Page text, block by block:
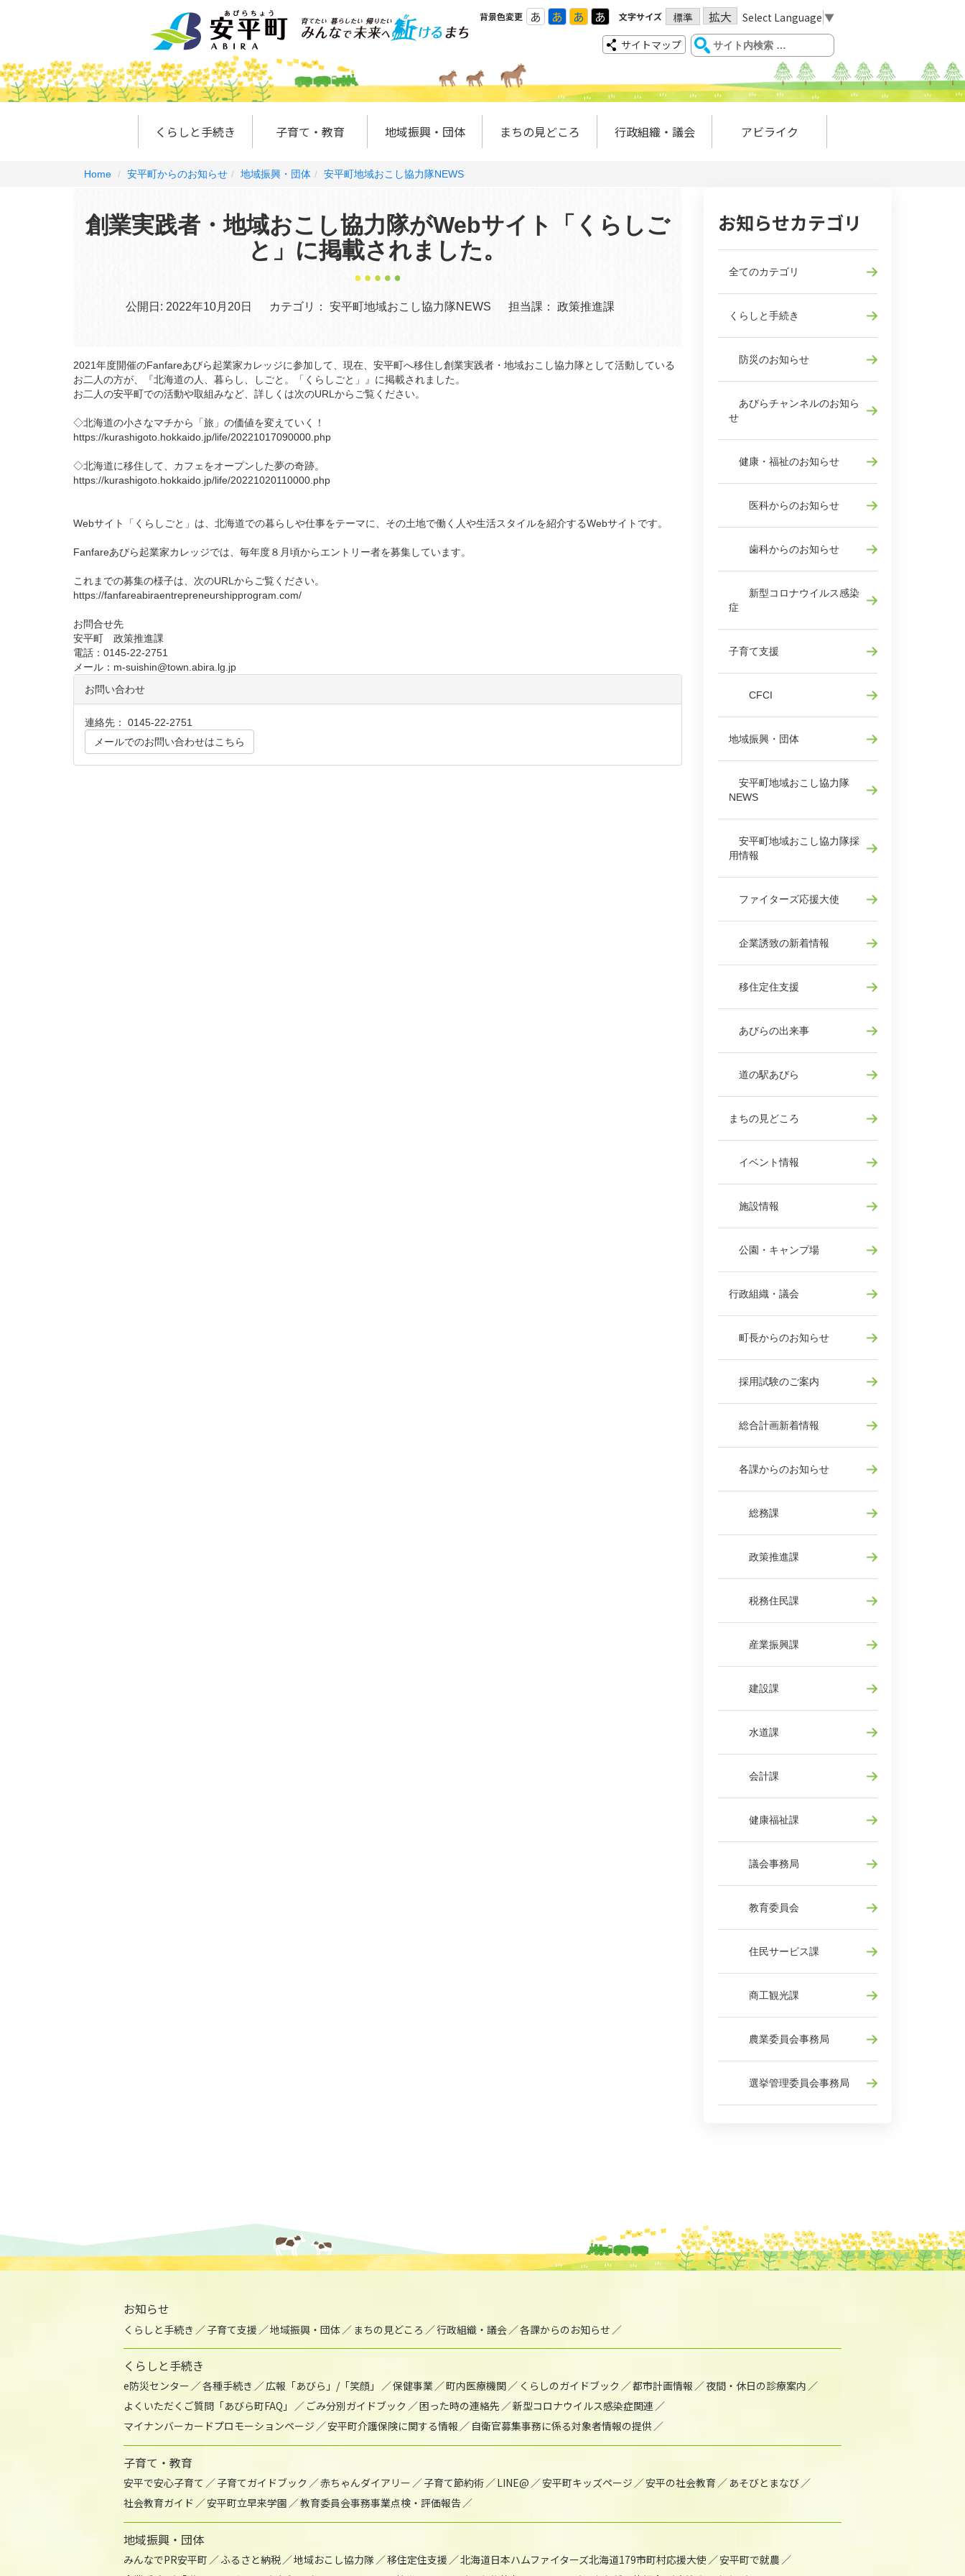
背景色変更 あ あ あ あ 文字サイズ 標準 拡大 Select Language ▼
サイトマップ
くらしと手続き 子育て・教育 地域振興・団体 まちの見どころ 行政組織・議会 アビライク
Home 安平町からのお知らせ 地域振興・団体 安平町地域おこし協力隊NEWS
創業実践者・地域おこし協力隊がWebサイト「くらしご
と」に掲載されました。
公開日: 2022年10月20日 カテゴリ： 安平町地域おこし協力隊NEWS 担当課： 政策推進課
2021年度開催のFanfareあびら起業家カレッジに参加して、現在、安平町へ移住し創業実践者・地域おこし協力隊として活動している
お二人の方が、『北海道の人、暮らし、しごと。「くらしごと」』に掲載されました。
お二人の安平町での活動や取組みなど、詳しくは次のURLからご覧ください。
◇北海道の小さなマチから「旅」の価値を変えていく！
https://kurashigoto.hokkaido.jp/life/20221017090000.php
◇北海道に移住して、カフェをオープンした夢の奇跡。
https://kurashigoto.hokkaido.jp/life/20221020110000.php
Webサイト「くらしごと」は、北海道での暮らしや仕事をテーマに、その土地で働く人や生活スタイルを紹介するWebサイトです。
Fanfareあびら起業家カレッジでは、毎年度８月頃からエントリー者を募集しています。
これまでの募集の様子は、次のURLからご覧ください。
https://fanfareabiraentrepreneurshipprogram.com/
お問合せ先
安平町 政策推進課
電話：0145-22-2751
メール：m-suishin@town.abira.lg.jp
お問い合わせ
連絡先： 0145-22-2751
メールでのお問い合わせはこちら
お知らせカテゴリ
全てのカテゴリ
くらしと手続き
防災のお知らせ
あびらチャンネルのお知ら
せ
健康・福祉のお知らせ
医科からのお知らせ
歯科からのお知らせ
新型コロナウイルス感染
症
子育て支援
CFCI
地域振興・団体
安平町地域おこし協力隊
NEWS
安平町地域おこし協力隊採
用情報
ファイターズ応援大使
企業誘致の新着情報
移住定住支援
あびらの出来事
道の駅あびら
まちの見どころ
イベント情報
施設情報
公園・キャンプ場
行政組織・議会
町長からのお知らせ
採用試験のご案内
総合計画新着情報
各課からのお知らせ
総務課
政策推進課
税務住民課
産業振興課
建設課
水道課
会計課
健康福祉課
議会事務局
教育委員会
住民サービス課
商工観光課
農業委員会事務局
選挙管理委員会事務局
お知らせ
くらしと手続き 子育て支援 地域振興・団体 まちの見どころ 行政組織・議会 各課からのお知らせ
くらしと手続き
e防災センター 各種手続き 広報「あびら」/「笑顔」 保健事業 町内医療機関 くらしのガイドブック 都市計画情報
夜間・休日の診療案内
よくいただくご質問「あびら町FAQ」
ごみ分別ガイドブック 困った時の連絡先
新型コロナウイルス感染症関連
マイナンバーカードプロモーションページ
安平町介護保険に関する情報 自衛官募集事務に係る対象者情報の提供
子育て・教育
安平で安心子育て 子育てガイドブック 赤ちゃんダイアリー 子育て節約術 LINE@ 安平町キッズページ 安平の社会教育
あそびとまなび
社会教育ガイド
安平町立早来学園 教育委員会事務事業点検・評価報告
地域振興・団体
みんなでPR安平町 ふるさと納税 地域おこし協力隊 移住定住支援 北海道日本ハムファイターズ北海道179市町村応援大使
安平町で就農